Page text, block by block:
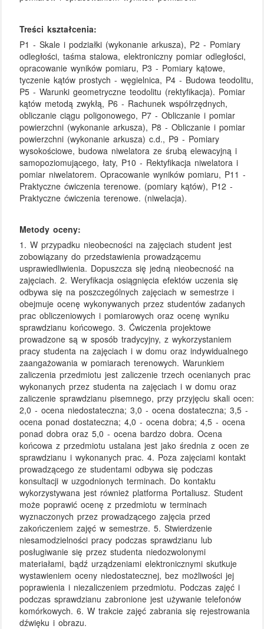
Treści kształcenia:
P1 - Skale i podziałki (wykonanie arkusza), P2 - Pomiary
odległości, taśma stalowa, elektroniczny pomiar odległości,
opracowanie wyników pomiaru, P3 - Pomiary kątowe,
tyczenie kątów prostych - węgielnica, P4 - Budowa teodolitu,
P5 - Warunki geometryczne teodolitu (rektyfikacja). Pomiar
kątów metodą zwykłą, P6 - Rachunek współrzędnych,
obliczanie ciągu poligonowego, P7 - Obliczanie i pomiar
powierzchni (wykonanie arkusza), P8 - Obliczanie i pomiar
powierzchni (wykonanie arkusza) c.d., P9 - Pomiary
wysokościowe, budowa niwelatora ze śrubą elewacyjną i
samopoziomującego, łaty, P10 - Rektyfikacja niwelatora i
pomiar niwelatorem. Opracowanie wyników pomiaru, P11 -
Praktyczne ćwiczenia terenowe. (pomiary kątów), P12 -
Praktyczne ćwiczenia terenowe. (niwelacja).
Metody oceny:
1. W przypadku nieobecności na zajęciach student jest
zobowiązany do przedstawienia prowadzącemu
usprawiedliwienia. Dopuszcza się jedną nieobecność na
zajęciach. 2. Weryfikacja osiągnięcia efektów uczenia się
odbywa się na poszczególnych zajęciach w semestrze i
obejmuje ocenę wykonywanych przez studentów zadanych
prac obliczeniowych i pomiarowych oraz ocenę wyniku
sprawdzianu końcowego. 3. Ćwiczenia projektowe
prowadzone są w sposób tradycyjny, z wykorzystaniem
pracy studenta na zajęciach i w domu oraz indywidualnego
zaangażowania w pomiarach terenowych. Warunkiem
zaliczenia przedmiotu jest zaliczenie trzech ocenianych prac
wykonanych przez studenta na zajęciach i w domu oraz
zaliczenie sprawdzianu pisemnego, przy przyjęciu skali ocen:
2,0 - ocena niedostateczna; 3,0 - ocena dostateczna; 3,5 -
ocena ponad dostateczna; 4,0 - ocena dobra; 4,5 - ocena
ponad dobra oraz 5,0 - ocena bardzo dobra. Ocena
końcowa z przedmiotu ustalana jest jako średnia z ocen ze
sprawdzianu i wykonanych prac. 4. Poza zajęciami kontakt
prowadzącego ze studentami odbywa się podczas
konsultacji w uzgodnionych terminach. Do kontaktu
wykorzystywana jest również platforma Portaliusz. Student
może poprawić ocenę z przedmiotu w terminach
wyznaczonych przez prowadzącego zajęcia przed
zakończeniem zajęć w semestrze. 5. Stwierdzenie
niesamodzielności pracy podczas sprawdzianu lub
posługiwanie się przez studenta niedozwolonymi
materiałami, bądź urządzeniami elektronicznymi skutkuje
wystawieniem oceny niedostatecznej, bez możliwości jej
poprawienia i niezaliczeniem przedmiotu. Podczas zajęć i
podczas sprawdzianu zabronione jest używanie telefonów
komórkowych. 6. W trakcie zajęć zabrania się rejestrowania
dźwięku i obrazu.